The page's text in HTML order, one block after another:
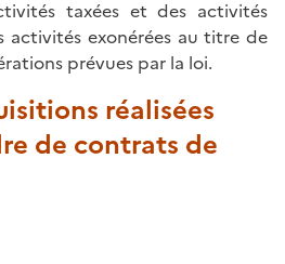
taxées et des activités
activités exonérées au titre de
prévues par la loi.
réalisées
de contrats de